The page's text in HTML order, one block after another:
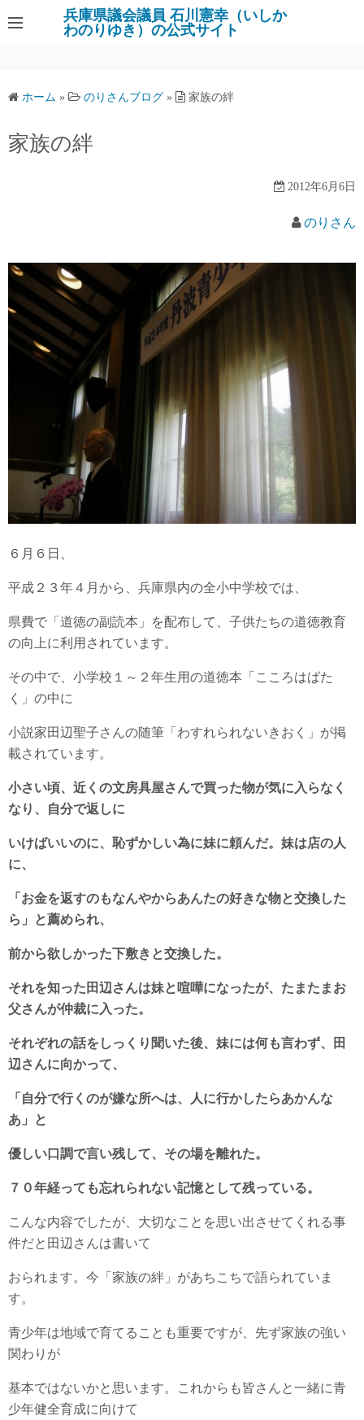
ン
ツ
ス
兵庫県議会議員 石川憲幸（いしか
わのりゆき）の公式サイト
ホーム » のりさんブログ » 家族の絆
家族の絆
2012年6月6日
のりさん
６月６日、
平成２３年４月から、兵庫県内の全小中学校では、
県費で「道徳の副読本」を配布して、子供たちの道徳教育
の向上に利用されています。
その中で、小学校１～２年生用の道徳本「こころはばた
く」の中に
小説家田辺聖子さんの随筆「わすれられないきおく」が掲
載されています。
小さい頃、近くの文房具屋さんで買った物が気に入らなく
なり、自分で返しに
いけばいいのに、恥ずかしい為に妹に頼んだ。妹は店の人
に、
「お金を返すのもなんやからあんたの好きな物と交換した
ら」と薦められ、
前から欲しかった下敷きと交換した。
それを知った田辺さんは妹と喧嘩になったが、たまたまお
父さんが仲裁に 入った。
それぞれの話をしっくり聞いた後、妹には何も言わず、田
辺さんに向かって、
「自分で行くのが嫌な所へは、人に行かしたらあかんな
あ」と
優しい口調で言い残して、 その場を離れた。
７０年経っても忘れられない記憶として残っている。
こんな内容でしたが、大切なことを思い出させてくれる事
件だと田辺さんは書いて
おられます。今「家族の絆」があちこちで語られていま
す。
青少年は地域で育てることも重要ですが、先ず家族の強い
関わりが
基本ではないかと思います。これからも皆さんと一緒に青
少年健全育成に向けて